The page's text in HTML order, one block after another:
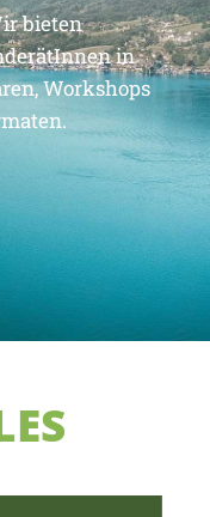
bieten
in
Workshops